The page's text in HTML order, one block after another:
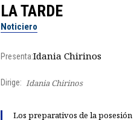
LA TARDE
Noticiero
Presenta:Idania Chirinos
Dirige: Idania Chirinos
Los preparativos de la posesión